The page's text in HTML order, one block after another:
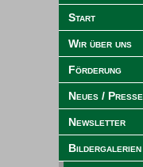
Start
Wir über uns
Förderung
Neues / Presse
Newsletter
Bildergalerien